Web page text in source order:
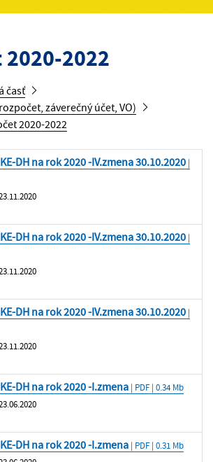
2020-2022
časť
záverečný účet, VO)
2020-2022
DH na rok 2020 -IV.zmena 30.10.2020 |
DH na rok 2020 -IV.zmena 30.10.2020 |
DH na rok 2020 -IV.zmena 30.10.2020 |
DH na rok 2020 -I.zmena | PDF | 0.34 Mb
DH na rok 2020 -I.zmena | PDF | 0.31 Mb